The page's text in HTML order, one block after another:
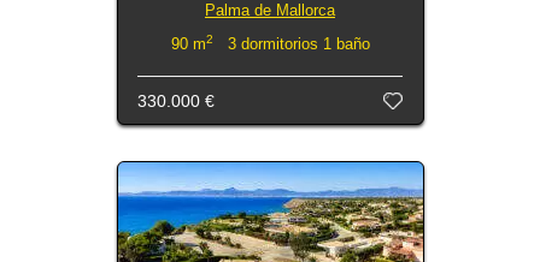
Palma de Mallorca
90 m2 3 dormitorios 1 baño
330.000 €